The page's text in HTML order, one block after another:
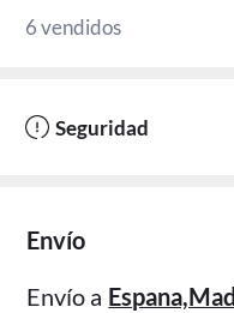
6 vendidos
Seguridad
Envío
Envío a